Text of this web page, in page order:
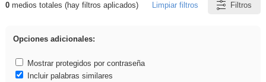
Resultados de: Asturias
0medios totales (hay filtros aplicados) Limpiar filtros Filtros
Opciones adicionales:
Mostrar protegidos por contraseña
Incluir palabras similares